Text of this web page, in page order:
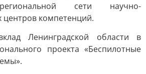
сети научно-
центров компетенций.
Ленинградской области в
проекта «Беспилотные